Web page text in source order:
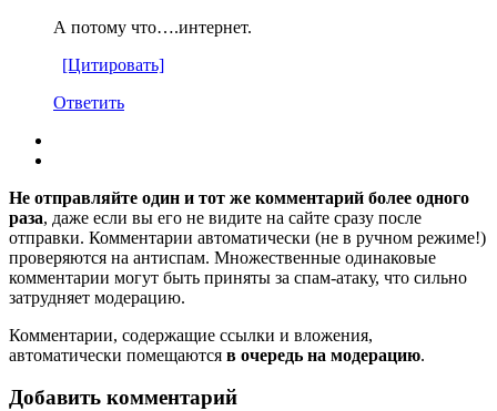
А потому что….интернет.
[Цитировать]
Ответить
Не отправляйте один и тот же комментарий более одного
раза, даже если вы его не видите на сайте сразу после
отправки. Комментарии автоматически (не в ручном режиме!)
проверяются на антиспам. Множественные одинаковые
комментарии могут быть приняты за спам-атаку, что сильно
затрудняет модерацию.
Комментарии, содержащие ссылки и вложения,
автоматически помещаются в очередь на модерацию.
Добавить комментарий